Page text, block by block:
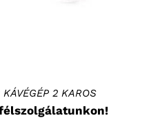
2 KAROS